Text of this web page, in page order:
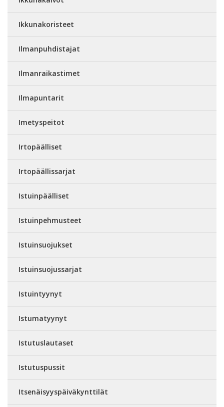
Ikkunakoristeet
Ilmanpuhdistajat
Ilmanraikastimet
Ilmapuntarit
Imetyspeitot
Irtopäälliset
Irtopäällissarjat
Istuinpäälliset
Istuinpehmusteet
Istuinsuojukset
Istuinsuojussarjat
Istuintyynyt
Istumatyynyt
Istutuslautaset
Istutuspussit
Itsenäisyyspäiväkynttilät